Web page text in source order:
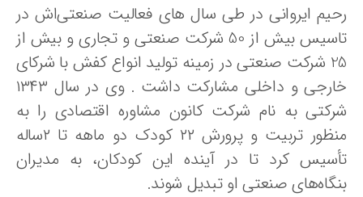
ایروانی در طی سال های فعالیت صنعتی‌اش در
تاسیس بیش از 50 شرکت صنعتی و تجاری و بیش از
25 شرکت صنعتی در زمینه تولید انواع کفش با شرکای
خارجی و داخلی مشارکت داشت . وی در سال ۱۳۴۳
به نام شرکت کانون مشاوره اقتصادی را به
منظور تربیت و پرورش ۲۲ کودک دو ماهه تا ۲ساله
کرد تا در آینده این کودکان، به مدیران
صنعتی او تبدیل شوند.